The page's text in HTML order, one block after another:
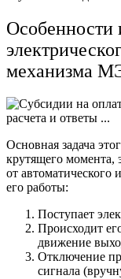
Особенности
механизма
Основная задача
крутящего момента,
от
его работы:
Поступает
Происходит
движение
Отключение
сигнала